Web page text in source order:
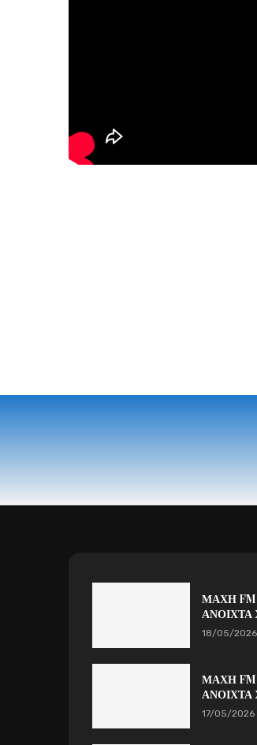
ΜΑΧΗ FM
ΑΝΟΙΧΤΑ
18/05/2026
ΜΑΧΗ FM
ΑΝΟΙΧΤΑ
17/05/2026